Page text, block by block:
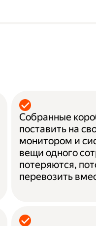
Собранные
поставить на
монитором и
вещи одного
потеряются,
перевозить